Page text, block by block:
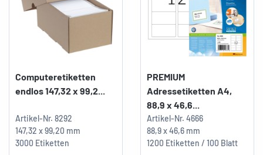
Computeretiketten
endlos 147,32 x 99,2...
Artikel-Nr. 8292
147,32 x 99,20 mm
3000 Etiketten
PREMIUM
Adressetiketten A4,
88,9 x 46,6...
Artikel-Nr. 4666
88,9 x 46,6 mm
1200 Etiketten / 100 Blatt